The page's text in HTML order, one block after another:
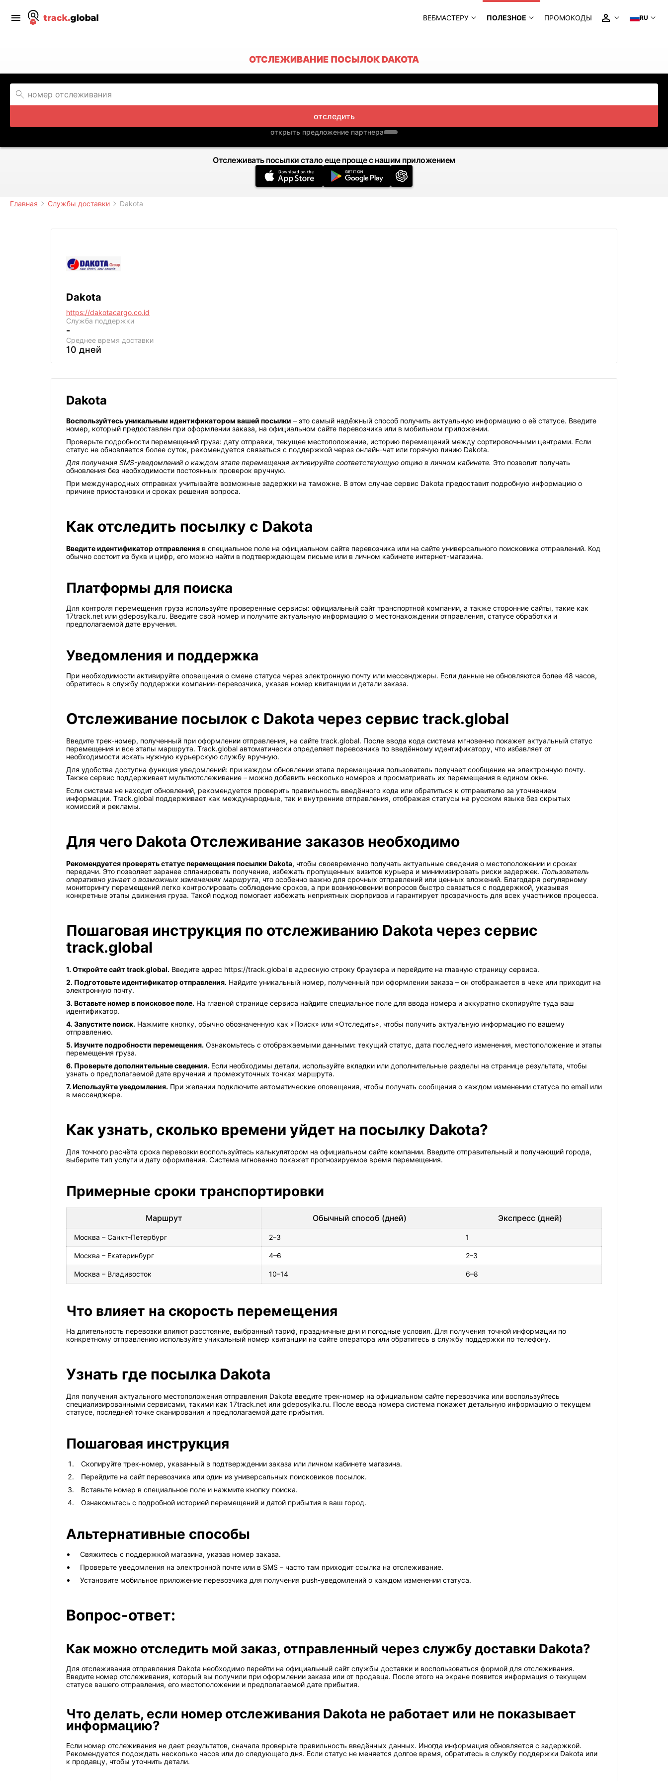
ВЕБМАСТЕРУ ПОЛЕЗНОЕ ПРОМОКОДЫ RU
ОТСЛЕЖИВАНИЕ ПОСЫЛОК DAKOTA
отследить
открыть предложение партнера
Отслеживать посылки стало еще проще с нашим приложением
Главная Службы доставки Dakota
Dakota
https://dakotacargo.co.id
Служба поддержки
-
Среднее время доставки
10 дней
Dakota
Воспользуйтесь уникальным идентификатором вашей посылки – это самый надёжный способ получить актуальную информацию о её статусе. Введите
номер, который предоставлен при оформлении заказа, на официальном сайте перевозчика или в мобильном приложении.
Проверьте подробности перемещений груза: дату отправки, текущее местоположение, историю перемещений между сортировочными центрами. Если
статус не обновляется более суток, рекомендуется связаться с поддержкой через онлайн-чат или горячую линию Dakota.
Для получения SMS-уведомлений о каждом этапе перемещения активируйте соответствующую опцию в личном кабинете. Это позволит получать
обновления без необходимости постоянных проверок вручную.
При международных отправках учитывайте возможные задержки на таможне. В этом случае сервис Dakota предоставит подробную информацию о
причине приостановки и сроках решения вопроса.
Как отследить посылку с Dakota
Введите идентификатор отправления в специальное поле на официальном сайте перевозчика или на сайте универсального поисковика отправлений. Код
обычно состоит из букв и цифр, его можно найти в подтверждающем письме или в личном кабинете интернет-магазина.
Платформы для поиска
Для контроля перемещения груза используйте проверенные сервисы: официальный сайт транспортной компании, а также сторонние сайты, такие как
17track.net или gdeposylka.ru. Введите свой номер и получите актуальную информацию о местонахождении отправления, статусе обработки и
предполагаемой дате вручения.
Уведомления и поддержка
При необходимости активируйте оповещения о смене статуса через электронную почту или мессенджеры. Если данные не обновляются более 48 часов,
обратитесь в службу поддержки компании-перевозчика, указав номер квитанции и детали заказа.
Отслеживание посылок с Dakota через сервис track.global
Введите трек-номер, полученный при оформлении отправления, на сайте track.global. После ввода кода система мгновенно покажет актуальный статус
перемещения и все этапы маршрута. Track.global автоматически определяет перевозчика по введённому идентификатору, что избавляет от
необходимости искать нужную курьерскую службу вручную.
Для удобства доступна функция уведомлений: при каждом обновлении этапа перемещения пользователь получает сообщение на электронную почту.
Также сервис поддерживает мультиотслеживание – можно добавить несколько номеров и просматривать их перемещения в едином окне.
Если система не находит обновлений, рекомендуется проверить правильность введённого кода или обратиться к отправителю за уточнением
информации. Track.global поддерживает как международные, так и внутренние отправления, отображая статусы на русском языке без скрытых
комиссий и рекламы.
Для чего Dakota Отслеживание заказов необходимо
Рекомендуется проверять статус перемещения посылки Dakota, чтобы своевременно получать актуальные сведения о местоположении и сроках
передачи. Это позволяет заранее спланировать получение, избежать пропущенных визитов курьера и минимизировать риски задержек. Пользователь
оперативно узнает о возможных изменениях маршрута, что особенно важно для срочных отправлений или ценных вложений. Благодаря регулярному
мониторингу перемещений легко контролировать соблюдение сроков, а при возникновении вопросов быстро связаться с поддержкой, указывая
конкретные этапы движения груза. Такой подход помогает избежать неприятных сюрпризов и гарантирует прозрачность для всех участников процесса.
Пошаговая инструкция по отслеживанию Dakota через сервис
track.global
1. Откройте сайт track.global. Введите адрес https://track.global в адресную строку браузера и перейдите на главную страницу сервиса.
2. Подготовьте идентификатор отправления. Найдите уникальный номер, полученный при оформлении заказа – он отображается в чеке или приходит на
электронную почту.
3. Вставьте номер в поисковое поле. На главной странице сервиса найдите специальное поле для ввода номера и аккуратно скопируйте туда ваш
идентификатор.
4. Запустите поиск. Нажмите кнопку, обычно обозначенную как «Поиск» или «Отследить», чтобы получить актуальную информацию по вашему
отправлению.
5. Изучите подробности перемещения. Ознакомьтесь с отображаемыми данными: текущий статус, дата последнего изменения, местоположение и этапы
перемещения груза.
6. Проверьте дополнительные сведения. Если необходимы детали, используйте вкладки или дополнительные разделы на странице результата, чтобы
узнать о предполагаемой дате вручения и промежуточных точках маршрута.
7. Используйте уведомления. При желании подключите автоматические оповещения, чтобы получать сообщения о каждом изменении статуса по email или
в мессенджере.
Как узнать, сколько времени уйдет на посылку Dakota?
Для точного расчёта срока перевозки воспользуйтесь калькулятором на официальном сайте компании. Введите отправительный и получающий города,
выберите тип услуги и дату оформления. Система мгновенно покажет прогнозируемое время перемещения.
Примерные сроки транспортировки
Маршрут Обычный способ (дней) Экспресс (дней)
Москва – Санкт-Петербург 2–3 1
Москва – Екатеринбург 4–6 2–3
Москва – Владивосток 10–14 6–8
Что влияет на скорость перемещения
На длительность перевозки влияют расстояние, выбранный тариф, праздничные дни и погодные условия. Для получения точной информации по
конкретному отправлению используйте уникальный номер квитанции на сайте оператора или обратитесь в службу поддержки по телефону.
Узнать где посылка Dakota
Для получения актуального местоположения отправления Dakota введите трек-номер на официальном сайте перевозчика или воспользуйтесь
специализированными сервисами, такими как 17track.net или gdeposylka.ru. После ввода номера система покажет детальную информацию о текущем
статусе, последней точке сканирования и предполагаемой дате прибытия.
Пошаговая инструкция
Скопируйте трек-номер, указанный в подтверждении заказа или личном кабинете магазина.
Перейдите на сайт перевозчика или один из универсальных поисковиков посылок.
Вставьте номер в специальное поле и нажмите кнопку поиска.
Ознакомьтесь с подробной историей перемещений и датой прибытия в ваш город.
Альтернативные способы
Свяжитесь с поддержкой магазина, указав номер заказа.
Проверьте уведомления на электронной почте или в SMS – часто там приходит ссылка на отслеживание.
Установите мобильное приложение перевозчика для получения push-уведомлений о каждом изменении статуса.
Вопрос-ответ:
Как можно отследить мой заказ, отправленный через службу доставки Dakota?
Для отслеживания отправления Dakota необходимо перейти на официальный сайт службы доставки и воспользоваться формой для отслеживания.
Введите номер отслеживания, который вы получили при оформлении заказа или от продавца. После этого на экране появится информация о текущем
статусе вашего отправления, его местоположении и предполагаемой дате прибытия.
Что делать, если номер отслеживания Dakota не работает или не показывает
информацию?
Если номер отслеживания не дает результатов, сначала проверьте правильность введённых данных. Иногда информация обновляется с задержкой.
Рекомендуется подождать несколько часов или до следующего дня. Если статус не меняется долгое время, обратитесь в службу поддержки Dakota или
к продавцу, чтобы уточнить детали.